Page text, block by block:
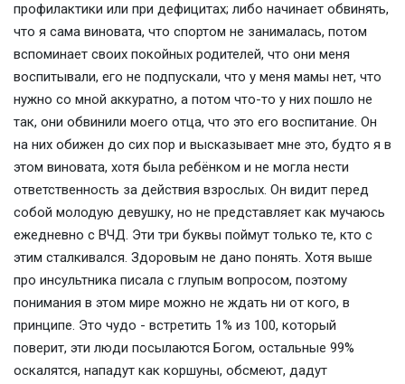
профилактики или при дефицитах; либо начинает обвинять,
что я сама виновата, что спортом не занималась, потом
вспоминает своих покойных родителей, что они меня
воспитывали, его не подпускали, что у меня мамы нет, что
нужно со мной аккуратно, а потом что-то у них пошло не
так, они обвинили моего отца, что это его воспитание. Он
на них обижен до сих пор и высказывает мне это, будто я в
этом виновата, хотя была ребёнком и не могла нести
ответственность за действия взрослых. Он видит перед
собой молодую девушку, но не представляет как мучаюсь
ежедневно с ВЧД. Эти три буквы поймут только те, кто с
этим сталкивался. Здоровым не дано понять. Хотя выше
про инсультника писала с глупым вопросом, поэтому
понимания в этом мире можно не ждать ни от кого, в
принципе. Это чудо - встретить 1% из 100, который
поверит, эти люди посылаются Богом, остальные 99%
оскалятся, нападут как коршуны, обсмеют, дадут